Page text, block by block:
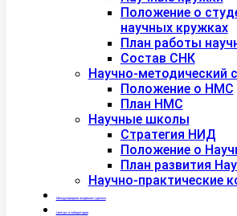
Положение о
научных кружках
План работы
Состав СНК
Научно-методический
Положение о НМС
План НМС
Научные школы
Стратегия НИД
Положение о
План развития
Научно-практические
Международная академия туризма
Центры и лаборатории